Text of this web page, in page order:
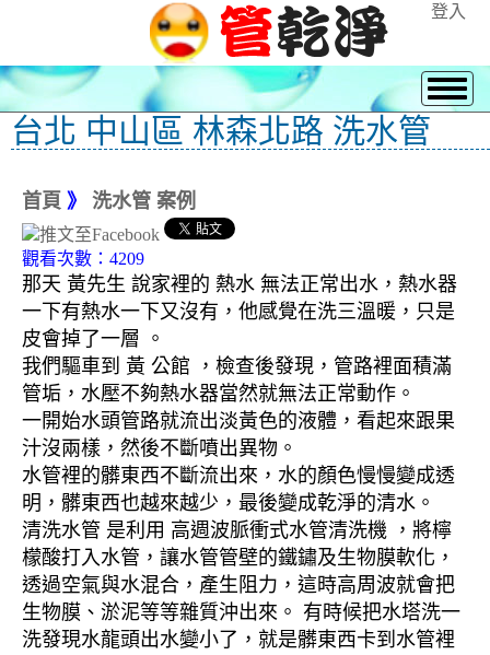
登入
台北 中山區 林森北路 洗水管
首頁 》 洗水管 案例
觀看次數：4209
那天 黃先生 說家裡的 熱水 無法正常出水，熱水器
一下有熱水一下又沒有，他感覺在洗三溫暖，只是
皮會掉了一層 。
我們驅車到 黃 公館 ，檢查後發現，管路裡面積滿
管垢，水壓不夠熱水器當然就無法正常動作。
一開始水頭管路就流出淡黃色的液體，看起來跟果
汁沒兩樣，然後不斷噴出異物。
水管裡的髒東西不斷流出來，水的顏色慢慢變成透
明，髒東西也越來越少，最後變成乾淨的清水。
清洗水管 是利用 高週波脈衝式水管清洗機 ，將檸
檬酸打入水管，讓水管管壁的鐵鏽及生物膜軟化，
透過空氣與水混合，產生阻力，這時高周波就會把
生物膜、淤泥等等雜質沖出來。 有時候把水塔洗一
洗發現水龍頭出水變小了，就是髒東西卡到水管裡